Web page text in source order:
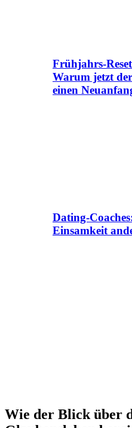
Frühjahrs-
Warum jetzt
einen
Dating-
Einsamkeit
Wie der Blick über